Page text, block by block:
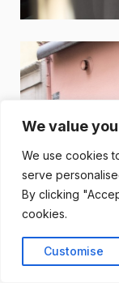
We value
We use cookies
serve
By clicking
cookies.
Customise